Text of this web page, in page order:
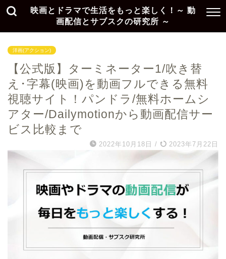
映画とドラマで生活をもっと楽しく！～ 動
画配信とサブスクの研究所 ～
洋画(アクション)
【公式版】ターミネーター1/吹き替
え･字幕(映画)を動画フルできる無料
視聴サイト！パンドラ/無料ホームシ
アター/Dailymotionから動画配信サー
ビス比較まで
2022年10月18日 / 2023年7月22日